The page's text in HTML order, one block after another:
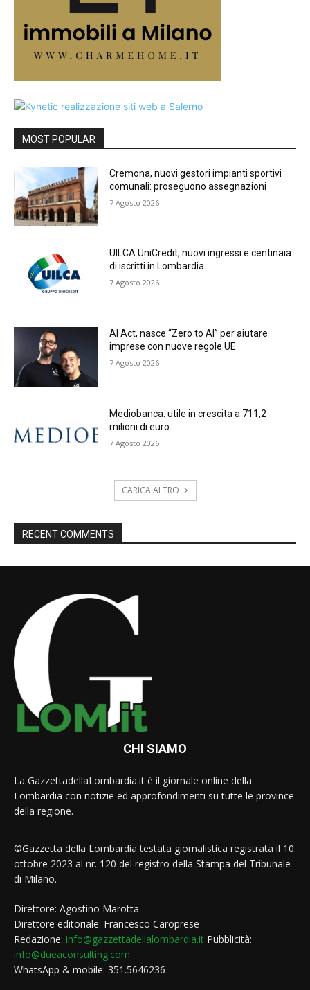
MOST POPULAR
Cremona, nuovi gestori impianti sportivi
comunali: proseguono assegnazioni
7 Agosto 2026
UILCA UniCredit, nuovi ingressi e centinaia
di iscritti in Lombardia
7 Agosto 2026
AI Act, nasce “Zero to AI” per aiutare
imprese con nuove regole UE
7 Agosto 2026
Mediobanca: utile in crescita a 711,2
milioni di euro
7 Agosto 2026
CARICA ALTRO
RECENT COMMENTS
CHI SIAMO
La GazzettadellaLombardia.it è il giornale online della
Lombardia con notizie ed approfondimenti su tutte le province
della regione.
©Gazzetta della Lombardia testata giornalistica registrata il 10
ottobre 2023 al nr. 120 del registro della Stampa del Tribunale
di Milano.
Direttore: Agostino Marotta
Direttore editoriale: Francesco Caroprese
Redazione: info@gazzettadellalombardia.it Pubblicità:
info@dueaconsulting.com
WhatsApp & mobile: 351.5646236